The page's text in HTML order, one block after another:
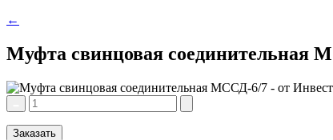
←
Муфта свинцовая соединительная
Заказать